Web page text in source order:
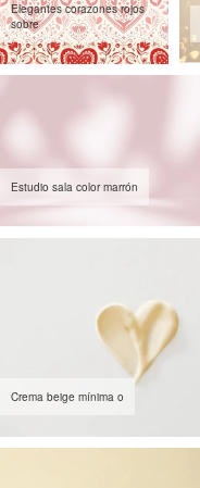
Elegantes corazones rojos
sobre
Estudio sala color marrón
Crema beige mínima o